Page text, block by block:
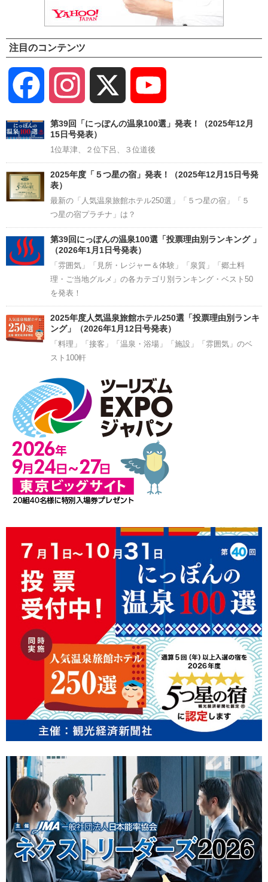
注目のコンテンツ
Facebook Instagram
Channel
第39回「にっぽんの温泉100選」発表！（2025年12月
15日号発表）
1位草津、２位下呂、３位道後
2025年度「５つ星の宿」発表！（2025年12月15日号発
表）
最新の「人気温泉旅館ホテル250選」「５つ星の宿」「５
つ星の宿プラチナ」は？
第39回にっぽんの温泉100選「投票理由別ランキング 」
（2026年1月1日号発表）
「雰囲気」「見所・レジャー＆体験」「泉質」「郷土料
理・ご当地グルメ」の各カテゴリ別ランキング・ベスト50
を発表！
2025年度人気温泉旅館ホテル250選「投票理由別ランキ
ング」（2026年1月12日号発表）
「料理」「接客」「温泉・浴場」「施設」「雰囲気」のベ
スト100軒